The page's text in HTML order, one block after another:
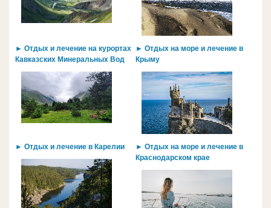
► Отдых и лечение на курортах
Кавказских Минеральных Вод
► Отдых на море и лечение в
Крыму
► Отдых и лечение в Карелии
► Отдых на море и лечение в
Краснодарском крае